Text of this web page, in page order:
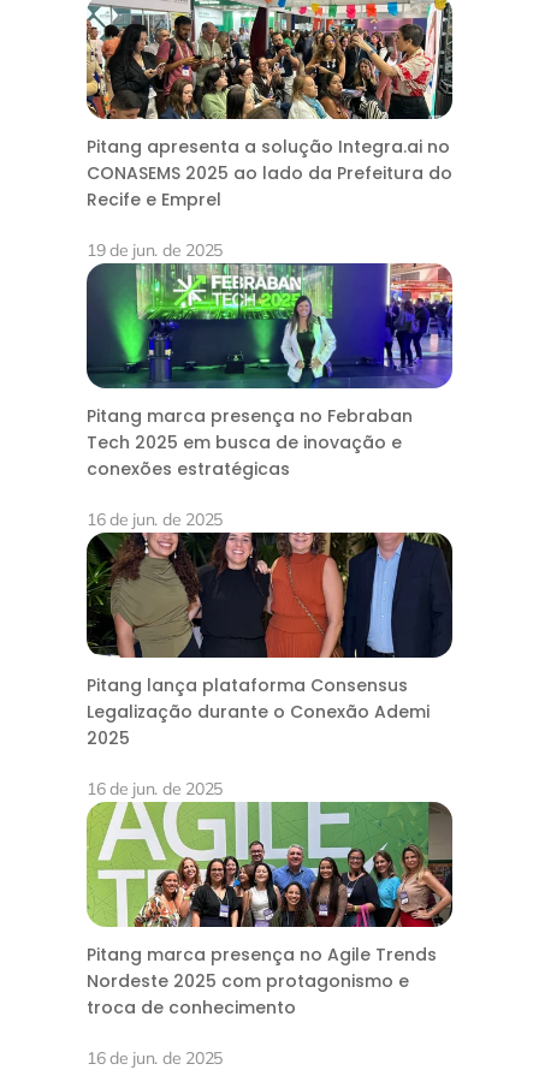
Pitang apresenta a solução Integra.ai no
CONASEMS 2025 ao lado da Prefeitura do
Recife e Emprel
19 de jun. de 2025
Pitang marca presença no Febraban
Tech 2025 em busca de inovação e
conexões estratégicas
16 de jun. de 2025
Pitang lança plataforma Consensus
Legalização durante o Conexão Ademi
2025
16 de jun. de 2025
Pitang marca presença no Agile Trends
Nordeste 2025 com protagonismo e
troca de conhecimento
16 de jun. de 2025